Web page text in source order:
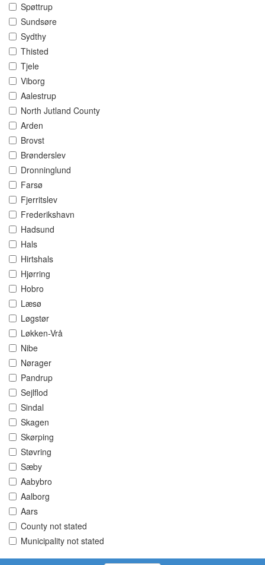
Spøttrup
Sundsøre
Sydthy
Thisted
Tjele
Viborg
Aalestrup
North Jutland County
Arden
Brovst
Brønderslev
Dronninglund
Farsø
Fjerritslev
Frederikshavn
Hadsund
Hals
Hirtshals
Hjørring
Hobro
Læsø
Løgstør
Løkken-Vrå
Nibe
Nørager
Pandrup
Sejlflod
Sindal
Skagen
Skørping
Støvring
Sæby
Aabybro
Aalborg
Aars
County not stated
Municipality not stated